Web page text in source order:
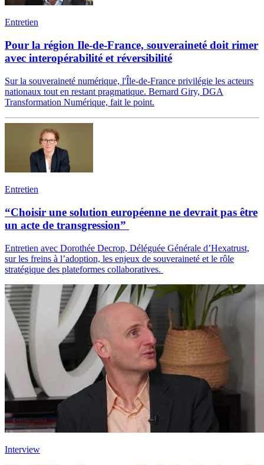
Entretien
Pour la région Ile-de-France, souveraineté doit rimer
avec interopérabilité et réversibilité
Sur la souveraineté numérique, l'Île-de-France privilégie les acteurs
nationaux tout en restant pragmatique. Bernard Giry, DGA
Transformation Numérique, fait le point.
Entretien
“Choisir une solution européenne ne devrait pas être
un acte de transgression”
Entretien avec Dorothée Decrop, Déléguée Générale d’Hexatrust,
sur les freins à l’adoption, les enjeux de souveraineté et le rôle
stratégique des plateformes collaboratives.
Interview